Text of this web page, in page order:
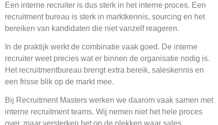
Een interne recruiter is dus sterk in het interne proces. Een
recruitment bureau is sterk in marktkennis, sourcing en het
bereiken van kandidaten die niet vanzelf reageren.
In de praktijk werkt de combinatie vaak goed. De interne
recruiter weet precies wat er binnen de organisatie nodig is.
Het recruitmentbureau brengt extra bereik, saleskennis en
een frisse blik op de markt mee.
Bij Recruitment Masters werken we daarom vaak samen met
interne recruitment teams. Wij nemen niet het hele proces